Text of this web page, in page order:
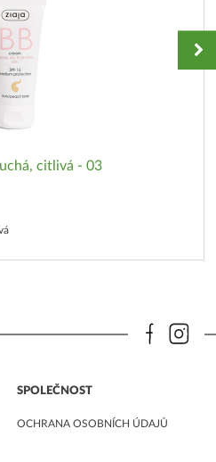
citlivá - 03
SPOLEČNOST
OCHRANA OSOBNÍCH ÚDAJŮ